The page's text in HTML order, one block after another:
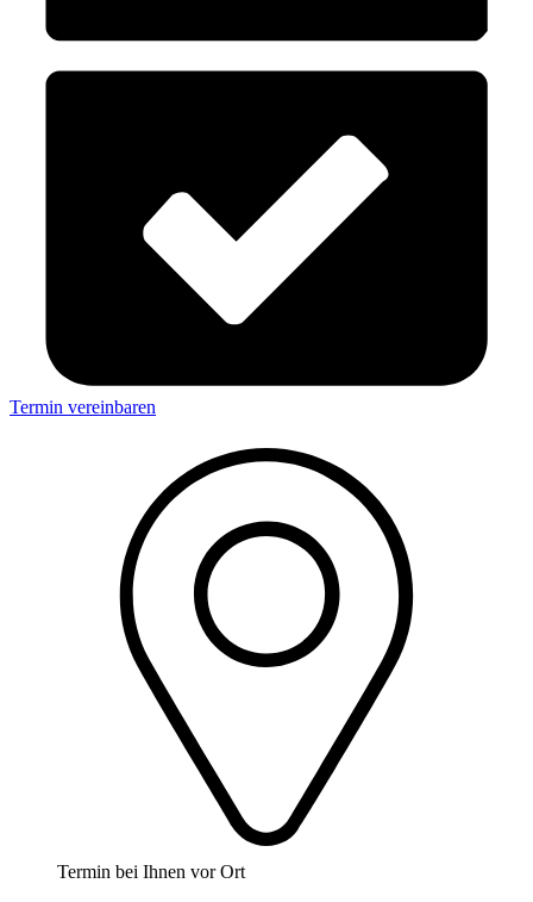
Termin vereinbaren
Termin bei Ihnen vor Ort